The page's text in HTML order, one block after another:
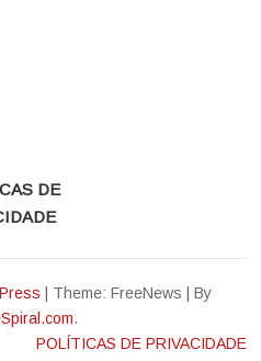
DE
Theme: FreeNews
By
.
POLÍTICAS DE PRIVACIDADE